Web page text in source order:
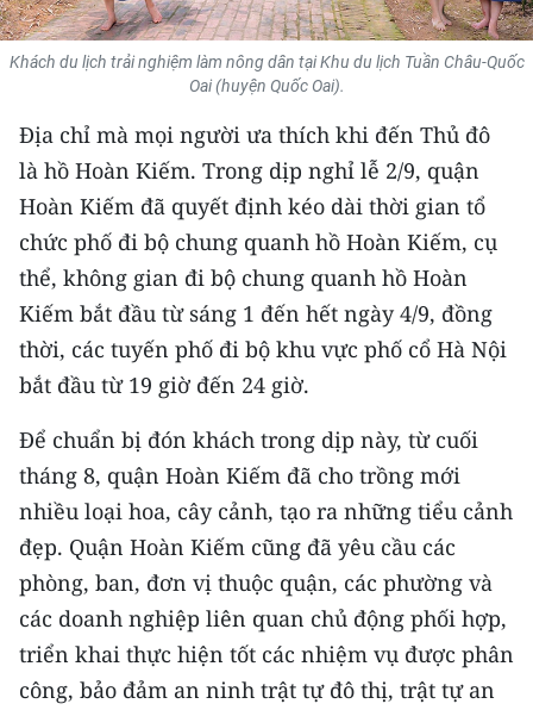
BẠN ĐỌC
KIỂM CHỨNG THÔNG TIN
TRI THỨC CHUYÊN SÂU
54 DÂN TỘC VIỆT NAM
CHƯƠNG TRÌNH OCOP - MỖI XÃ
MỘT SẢN PHẨM
RADIO
E-Magazine
Video
Media Chính trị
Media Kinh tế
Media Văn hóa
Khách du lịch trải nghiệm làm nông dân tại Khu du lịch Tuần Châu-Quốc
Oai (huyện Quốc Oai).
Địa chỉ mà mọi người ưa thích khi đến Thủ đô
là hồ Hoàn Kiếm. Trong dịp nghỉ lễ 2/9, quận
Hoàn Kiếm đã quyết định kéo dài thời gian tổ
chức phố đi bộ chung quanh hồ Hoàn Kiếm, cụ
thể, không gian đi bộ chung quanh hồ Hoàn
Kiếm bắt đầu từ sáng 1 đến hết ngày 4/9, đồng
thời, các tuyến phố đi bộ khu vực phố cổ Hà Nội
bắt đầu từ 19 giờ đến 24 giờ.
Để chuẩn bị đón khách trong dịp này, từ cuối
tháng 8, quận Hoàn Kiếm đã cho trồng mới
nhiều loại hoa, cây cảnh, tạo ra những tiểu cảnh
đẹp. Quận Hoàn Kiếm cũng đã yêu cầu các
phòng, ban, đơn vị thuộc quận, các phường và
các doanh nghiệp liên quan chủ động phối hợp,
triển khai thực hiện tốt các nhiệm vụ được phân
công, bảo đảm an ninh trật tự đô thị, trật tự an